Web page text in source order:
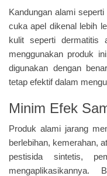
Kandungan alami
cuka apel dikenal lebih
kulit seperti dermatitis
menggunakan produk
digunakan dengan
tetap efektif dalam
Minim Efek
Produk alami jarang
berlebihan, kemerahan,
pestisida sintetis,